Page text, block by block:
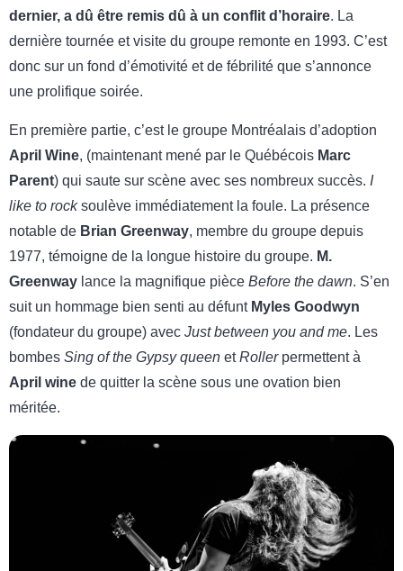
dernier, a dû être remis dû à un conflit d’horaire. La
dernière tournée et visite du groupe remonte en 1993. C’est
donc sur un fond d’émotivité et de fébrilité que s’annonce
une prolifique soirée.
En première partie, c’est le groupe Montréalais d’adoption
April Wine, (maintenant mené par le Québécois Marc
Parent) qui saute sur scène avec ses nombreux succès. I
like to rocksoulève immédiatement la foule. La présence
notable de Brian Greenway, membre du groupe depuis
1977, témoigne de la longue histoire du groupe. M.
Greenway lance la magnifique pièce Before the dawn. S’en
suit un hommage bien senti au défunt Myles Goodwyn
(fondateur du groupe) avec Just between you and me. Les
bombes Sing of the Gypsy queen etRollerpermettent à
April wine de quitter la scène sous une ovation bien
méritée.